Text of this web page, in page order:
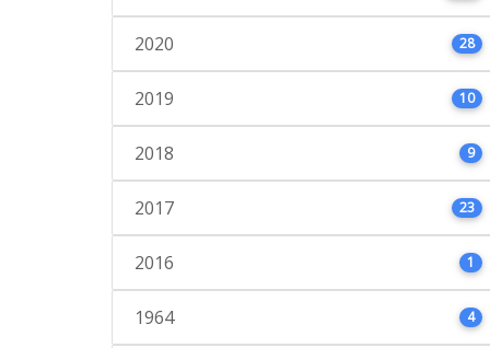
2020 28
2019 10
2018 9
2017 23
2016 1
1964 4